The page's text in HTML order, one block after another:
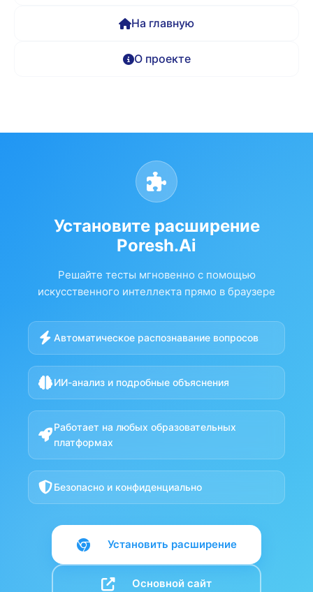
На главную
О проекте
Установите расширение
Poresh.Ai
Решайте тесты мгновенно с помощью
искусственного интеллекта прямо в браузере
Автоматическое распознавание вопросов
ИИ-анализ и подробные объяснения
Работает на любых образовательных
платформах
Безопасно и конфиденциально
Установить расширение
Основной сайт